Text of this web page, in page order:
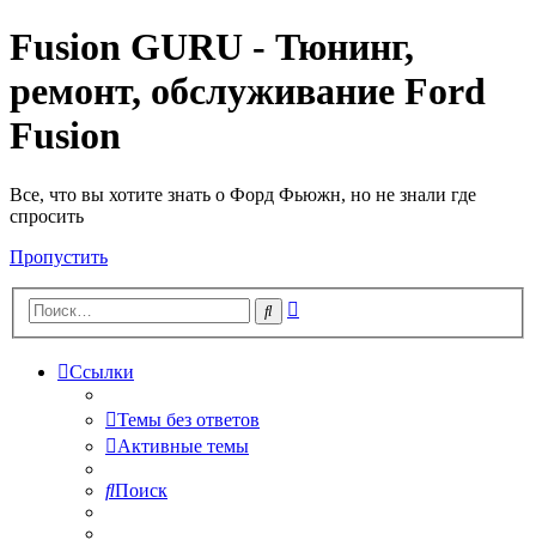
Fusion GURU - Тюнинг,
ремонт, обслуживание Ford
Fusion
Все, что вы хотите знать о Форд Фьюжн, но не знали где
спросить
Пропустить
Поиск
Ссылки
Темы без ответов
Активные темы
Поиск